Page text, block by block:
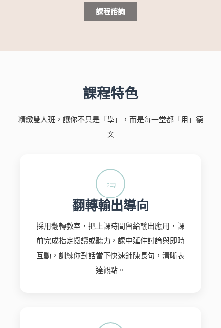
課程諮詢
課程特色
精緻雙人班，讓你不只是「學」，而是每一堂都「用」德
文
翻轉輸出導向
採用翻轉教室，把上課時間留給輸出應用，課
前完成指定閱讀或聽力，課中延伸討論與即時
互動，訓練你對話當下快速鋪陳長句，清晰表
達觀點。